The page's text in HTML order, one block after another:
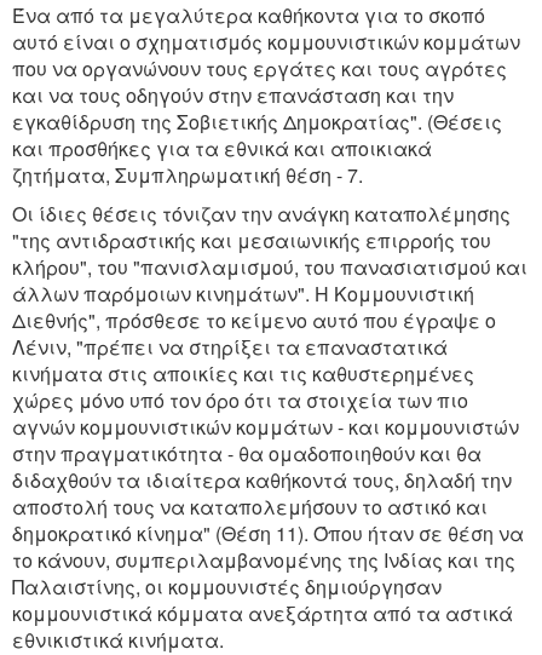
Ένα από τα μεγαλύτερα καθήκοντα για το σκοπό
αυτό είναι ο σχηματισμός κομμουνιστικών κομμάτων
που να οργανώνουν τους εργάτες και τους αγρότες
και να τους οδηγούν στην επανάσταση και την
εγκαθίδρυση της Σοβιετικής Δημοκρατίας". (Θέσεις
και προσθήκες για τα εθνικά και αποικιακά
ζητήματα, Συμπληρωματική θέση - 7.
Οι ίδιες θέσεις τόνιζαν την ανάγκη καταπολέμησης
"της αντιδραστικής και μεσαιωνικής επιρροής του
κλήρου", του "πανισλαμισμού, του πανασιατισμού και
άλλων παρόμοιων κινημάτων". Η Κομμουνιστική
Διεθνής", πρόσθεσε το κείμενο αυτό που έγραψε ο
Λένιν, "πρέπει να στηρίξει τα επαναστατικά
κινήματα στις αποικίες και τις καθυστερημένες
χώρες μόνο υπό τον όρο ότι τα στοιχεία των πιο
αγνών κομμουνιστικών κομμάτων - και κομμουνιστών
στην πραγματικότητα - θα ομαδοποιηθούν και θα
διδαχθούν τα ιδιαίτερα καθήκοντά τους, δηλαδή την
αποστολή τους να καταπολεμήσουν το αστικό και
δημοκρατικό κίνημα" (Θέση 11). Όπου ήταν σε θέση να
το κάνουν, συμπεριλαμβανομένης της Ινδίας και της
Παλαιστίνης, οι κομμουνιστές δημιούργησαν
κομμουνιστικά κόμματα ανεξάρτητα από τα αστικά
εθνικιστικά κινήματα.